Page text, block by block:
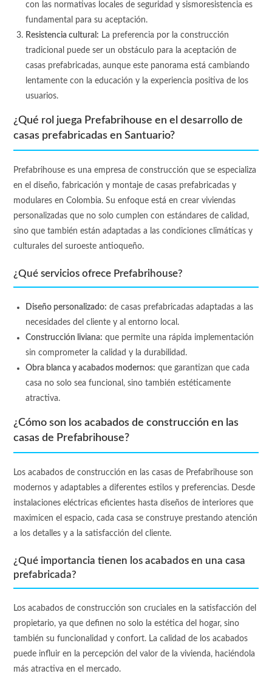
con las normativas locales de seguridad y sismoresistencia es
fundamental para su aceptación.
Resistencia cultural: La preferencia por la construcción
tradicional puede ser un obstáculo para la aceptación de
casas prefabricadas, aunque este panorama está cambiando
lentamente con la educación y la experiencia positiva de los
usuarios.
¿Qué rol juega Prefabrihouse en el desarrollo de
casas prefabricadas en Santuario?
Prefabrihouse es una empresa de construcción que se especializa
en el diseño, fabricación y montaje de casas prefabricadas y
modulares en Colombia. Su enfoque está en crear viviendas
personalizadas que no solo cumplen con estándares de calidad,
sino que también están adaptadas a las condiciones climáticas y
culturales del suroeste antioqueño.
¿Qué servicios ofrece Prefabrihouse?
Diseño personalizado: de casas prefabricadas adaptadas a las
necesidades del cliente y al entorno local.
Construcción liviana: que permite una rápida implementación
sin comprometer la calidad y la durabilidad.
Obra blanca y acabados modernos: que garantizan que cada
casa no solo sea funcional, sino también estéticamente
atractiva.
¿Cómo son los acabados de construcción en las
casas de Prefabrihouse?
Los acabados de construcción en las casas de Prefabrihouse son
modernos y adaptables a diferentes estilos y preferencias. Desde
instalaciones eléctricas eficientes hasta diseños de interiores que
maximicen el espacio, cada casa se construye prestando atención
a los detalles y a la satisfacción del cliente.
¿Qué importancia tienen los acabados en una casa
prefabricada?
Los acabados de construcción son cruciales en la satisfacción del
propietario, ya que definen no solo la estética del hogar, sino
también su funcionalidad y confort. La calidad de los acabados
puede influir en la percepción del valor de la vivienda, haciéndola
más atractiva en el mercado.